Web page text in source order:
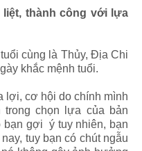
liệt, thành công với lựa
cùng là Thủy, Địa Chi
khắc mệnh tuổi.
lợi, cơ hội do chính mình
trong chọn lựa của bản
bạn gợi ý tuy nhiên, bạn
tuy bạn có chút ngẫu